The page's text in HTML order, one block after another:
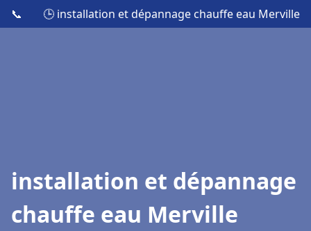
📞 🕒 installation et dépannage chauffe eau Merville
installation et dépannage
chauffe eau Merville